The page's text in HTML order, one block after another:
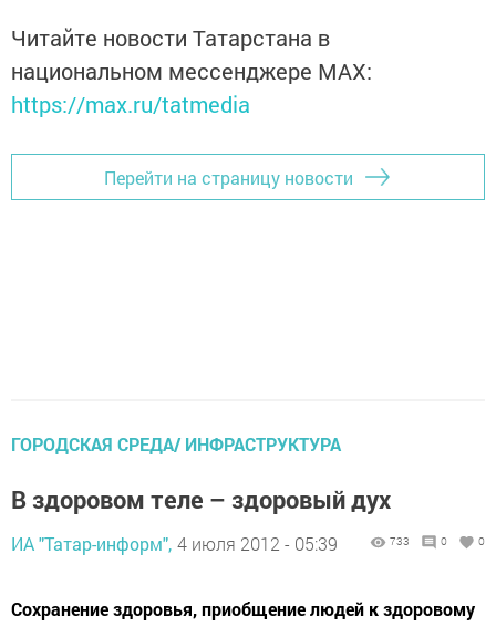
Читайте новости Татарстана в
национальном мессенджере MАХ:
https://max.ru/tatmedia
Перейти на страницу новости
ГОРОДСКАЯ СРЕДА/ ИНФРАСТРУКТУРА
В здоровом теле – здоровый дух
ИА "Татар-информ", 4 июля 2012 - 05:39 733 0 0
Сохранение здоровья, приобщение людей к здоровому